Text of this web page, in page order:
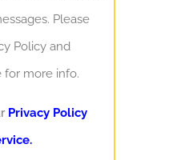
Please
Policy and
for more info.
Privacy Policy